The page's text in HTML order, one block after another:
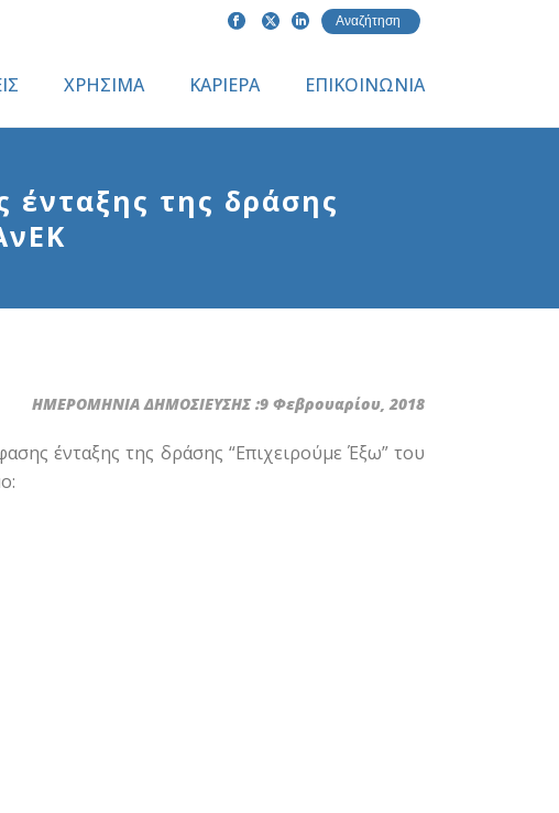
ΧΡΗΣΙΜΑ ΚΑΡΙΕΡΑ ΕΠΙΚΟΙΝΩΝΙΑ
της δράσης
ΗΜΕΡΟΜΗΝΙΑ ΔΗΜΟΣΙΕΥΣΗΣ :9 Φεβρουαρίου, 2018
ένταξης της δράσης “Επιχειρούμε Έξω” του